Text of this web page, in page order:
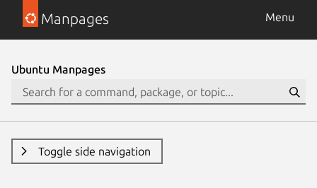
Manpages Menu
Ubuntu Manpages
Toggle side navigation